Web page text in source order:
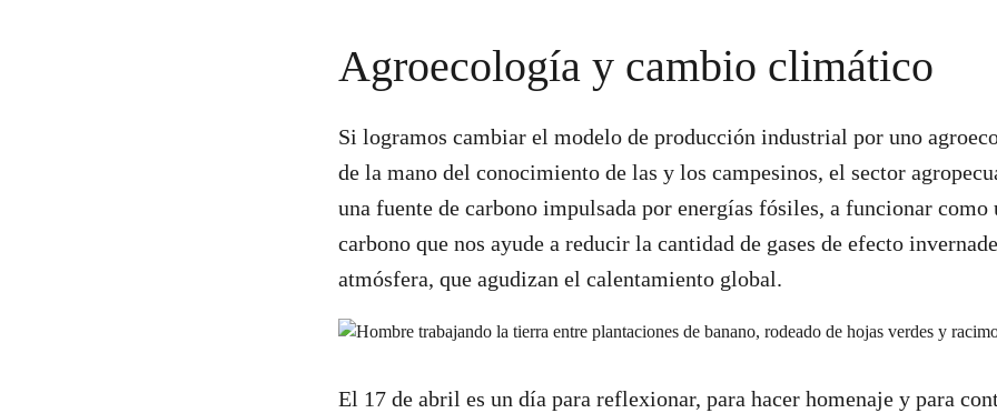
Agroecología y cambio climático
Si logramos cambiar el modelo de producción industrial por uno
de la mano del conocimiento de las y los campesinos, el sector
una fuente de carbono impulsada por energías fósiles, a funcionar como
carbono que nos ayude a reducir la cantidad de gases de efecto
atmósfera, que agudizan el calentamiento global.
El 17 de abril es un día para reflexionar, para hacer homenaje y para